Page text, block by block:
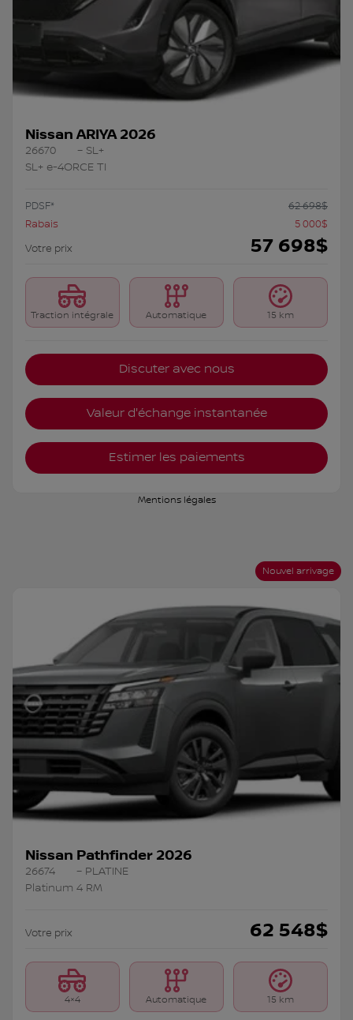
Nissan ARIYA 2026
26670
– SL+
SL+ e-4ORCE TI
PDSF* 62 698$
Rabais
5 000$
Votre prix
57 698$
Traction intégrale Automatique 15 km
Discuter avec nous
Valeur d'échange instantanée
Estimer les paiements
Mentions légales
Nouvel arrivage
Nissan Pathfinder 2026
26674
– PLATINE
Platinum 4 RM
Votre prix 62 548$
4×4 Automatique 15 km